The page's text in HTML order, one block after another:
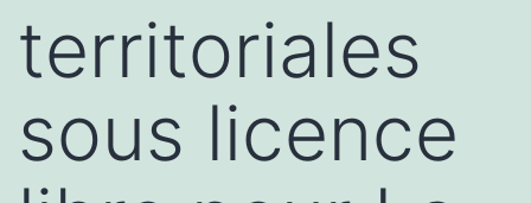
territoriales
sous licence